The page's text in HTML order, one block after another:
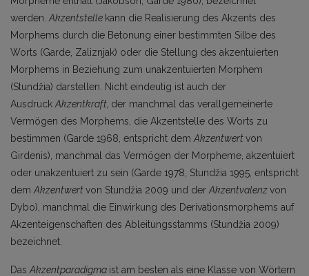
werden. Akzentstelle kann die Realisierung des Akzents des
Morphems durch die Betonung einer bestimmten Silbe des
Worts (Garde, Zaliznjak) oder die Stellung des akzentuierten
Morphems in Beziehung zum unakzentuierten Morphem
(Stundžia) darstellen. Nicht eindeutig ist auch der
Ausdruck Akzentkraft der manchmal das verallgemeinerte
Vermögen des Morphems, die Akzentstelle des Worts zu
bestimmen (Garde 1968, entspricht dem Akzentwertvon
Girdenis), manchmal das Vermögen der Morpheme, akzentuiert
oder unakzentuiert zu sein (Garde 1978, Stundžia 1995, entspricht
dem Akzentwertvon Stundžia 2009 und der Akzentvalenzvon
Dybo), manchmal die Einwirkung des Derivationsmorphems auf
Akzenteigenschaften des Ableitungsstamms (Stundžia 2009)
bezeichnet.
Das Akzentparadigma ist am besten als eine Klasse von Wörtern